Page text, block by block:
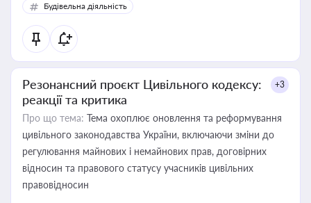
Будівельна діяльність
Резонансний проєкт Цивільного кодексу:
реакції та критика
+3
Про що тема: Тема охоплює оновлення та реформування
цивільного законодавства України, включаючи зміни до
регулювання майнових і немайнових прав, договірних
відносин та правового статусу учасників цивільних
правовідносин